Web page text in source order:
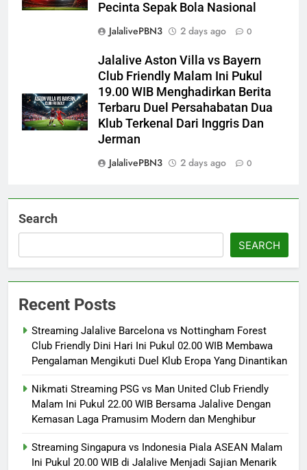
Pecinta Sepak Bola Nasional
JalalivePBN3
2 days ago 0
Jalalive Aston Villa vs Bayern
Club Friendly Malam Ini Pukul
19.00 WIB Menghadirkan Berita
Terbaru Duel Persahabatan Dua
Klub Terkenal Dari Inggris Dan
Jerman
JalalivePBN3
2 days ago 0
Search
SEARCH
Recent Posts
Streaming Jalalive Barcelona vs Nottingham Forest
Club Friendly Dini Hari Ini Pukul 02.00 WIB Membawa
Pengalaman Mengikuti Duel Klub Eropa Yang Dinantikan
Nikmati Streaming PSG vs Man United Club Friendly
Malam Ini Pukul 22.00 WIB Bersama Jalalive Dengan
Kemasan Laga Pramusim Modern dan Menghibur
Streaming Singapura vs Indonesia Piala ASEAN Malam
Ini Pukul 20.00 WIB di Jalalive Menjadi Sajian Menarik